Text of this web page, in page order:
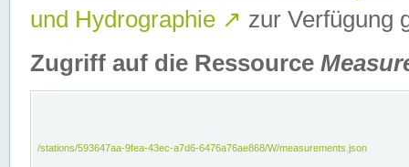
und Hydrographie ↗ zur Verfügung
Zugriff auf die Ressource
/stations/593647aa-9fea-43ec-a7d6-6476a76ae868/W/measurements.json